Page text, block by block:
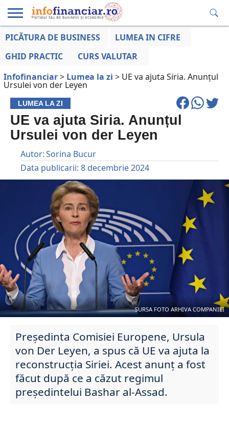
EDUCAȚIE
LA ZI
AFACERILOR
PICĂTURA DE BUSINESS
LUMEA IN CIFRE
GHID PRACTIC
CURS VALUTAR
Infofinanciar> Lumea la zi > UE va ajuta Siria. Anunțul
Ursulei von der Leyen
LUMEA LA ZI
UE va ajuta Siria. Anunțul
Ursulei von der Leyen
Autor:Sorina Bucur
Data publicarii: 8 decembrie 2024
SURSA FOTO ARHIVA COMPANIEI
Președinta Comisiei Europene, Ursula
von Der Leyen, a spus că UE va ajuta la
reconstrucția Siriei. Acest anunț a fost
făcut după ce a căzut regimul
președintelui Bashar al-Assad.